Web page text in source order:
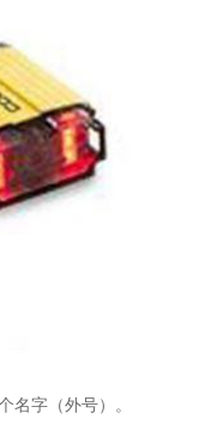
名字（外号）。